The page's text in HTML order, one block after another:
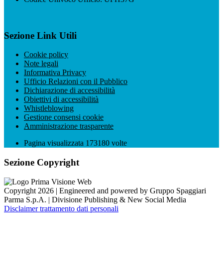
Sezione Link Utili
Cookie policy
Note legali
Informativa Privacy
Ufficio Relazioni con il Pubblico
Dichiarazione di accessibilità
Obiettivi di accessibilità
Whistleblowing
Gestione consensi cookie
Amministrazione trasparente
Pagina visualizzata 173180 volte
Sezione Copyright
Copyright 2026 | Engineered and powered by Gruppo Spaggiari
Parma S.p.A. | Divisione Publishing & New Social Media
Disclaimer trattamento dati personali